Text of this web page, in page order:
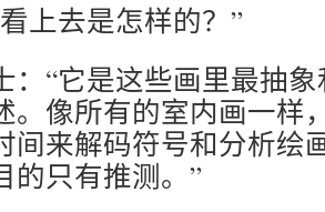
上去是怎样的？”
：“它是这些画里最抽
。像所有的室内画一样
间来解码符号和分析绘
的只有推测。”